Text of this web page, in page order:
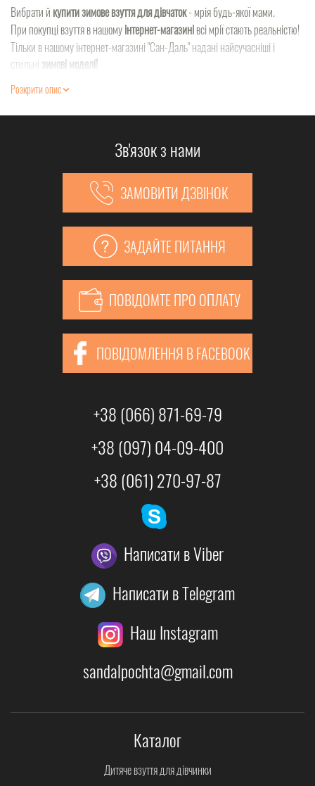
Вибрати й купити зимове взуття для дівчаток- мрія будь-якої мами.
При покупці взуття в нашомуінтернет-магазинівсі мрії стають реальністю!
Тільки в нашому інтернет-магазині "Сан-Даль" надані найсучасніші і
стильні зимові моделі!
Розкрити опис
Зв'язок з нами
ЗАМОВИТИ ДЗВІНОК
ЗАДАЙТЕ ПИТАННЯ
ПОВІДОМТЕ ПРО ОПЛАТУ
ПОВІДОМЛЕННЯ В FACEBOOK
+38 (066) 871-69-79
+38 (097) 04-09-400
+38 (061) 270-97-87
Написати в Viber
Написати в Telegram
Наш Instagram
sandalpochta@gmail.com
Каталог
Дитяче взуття для дівчинки